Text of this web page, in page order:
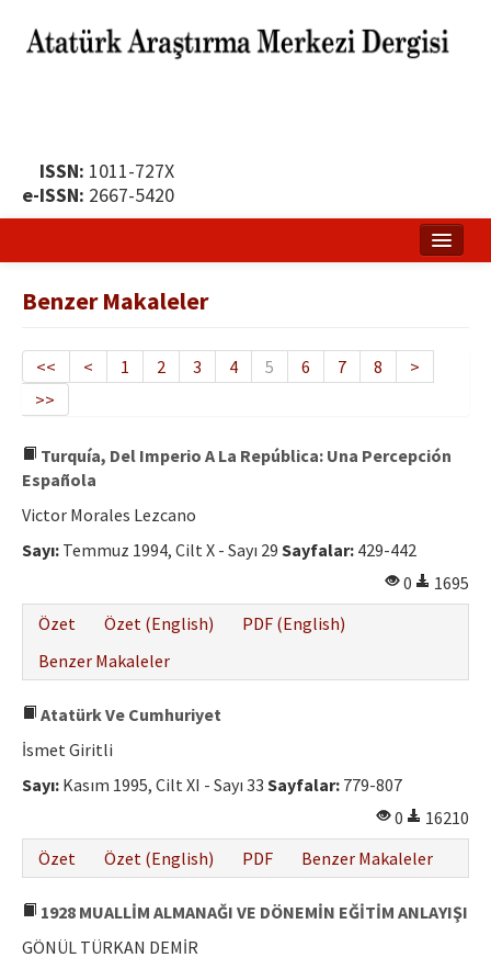
ISSN: 1011-727X
e-ISSN: 2667-5420
Yayın Politikası
Dergi Kurulları
Yayın İlkeleri
Etik İlkeler
Yazar Rehberi
İletişim
Benzer Makaleler
<< < 1 2 3 4 5 6 7 8
>
>>
Turquía, Del Imperio A La República: Una Percepción
Española
Victor Morales Lezcano
Sayı: Temmuz 1994, Cilt X - Sayı 29 Sayfalar: 429-442
0
1695
Özet
Özet (English)
PDF (English)
Benzer Makaleler
Atatürk Ve Cumhuriyet
İsmet Giritli
Sayı: Kasım 1995, Cilt XI - Sayı 33 Sayfalar: 779-807
0
16210
Özet
Özet (English) PDF Benzer Makaleler
1928 MUALLİM ALMANAĞI VE DÖNEMİN EĞİTİM ANLAYIŞI
GÖNÜL TÜRKAN DEMİR